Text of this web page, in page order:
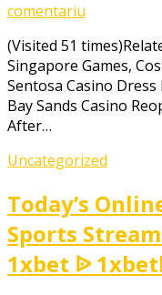
comentariu
A
Online
Casino
In
2024
(Visited 51
Singapore Games,
Sentosa Casino
Bay Sands Casino
After…
Uncategorized
Today’s
Sports
1xbet ᐉ